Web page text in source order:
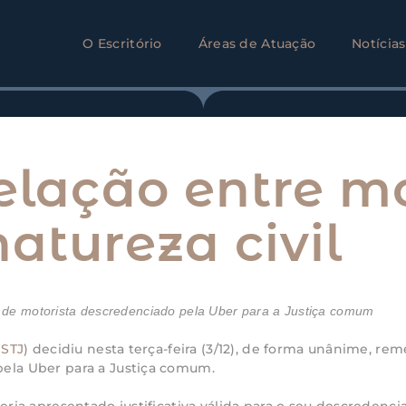
O Escritório Áreas de Atuação Notícias
entre
civil
motorista descredenciado pela Uber para a Justiça comum
STJ) decidiu nesta terça-feira (3/12), de forma unânime,
Uber para a Justiça comum.